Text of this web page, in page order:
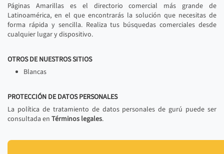
Páginas Amarillas es el directorio comercial más grande de
Latinoamérica, en el que encontrarás la solución que necesitas de
forma rápida y sencilla. Realiza tus búsquedas comerciales desde
cualquier lugar y dispositivo.
OTROS DE NUESTROS SITIOS
Blancas
PROTECCIÓN DE DATOS PERSONALES
La política de tratamiento de datos personales de gurú puede ser
consultada en Términos legales.